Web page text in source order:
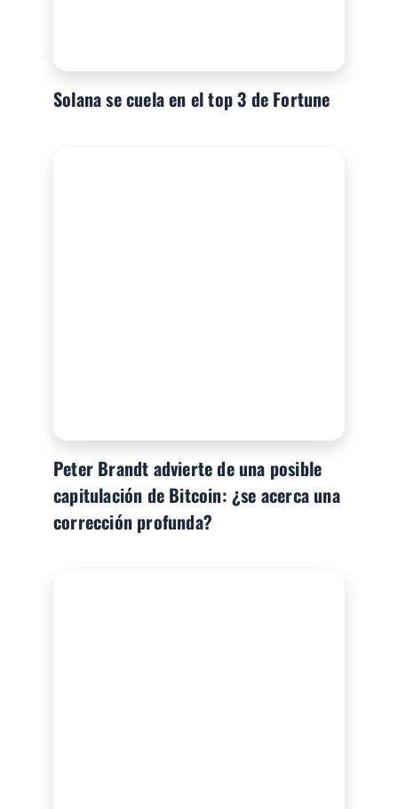
Solana se cuela en el top 3 de Fortune
Peter Brandt advierte de una posible
capitulación de Bitcoin: ¿se acerca una
corrección profunda?